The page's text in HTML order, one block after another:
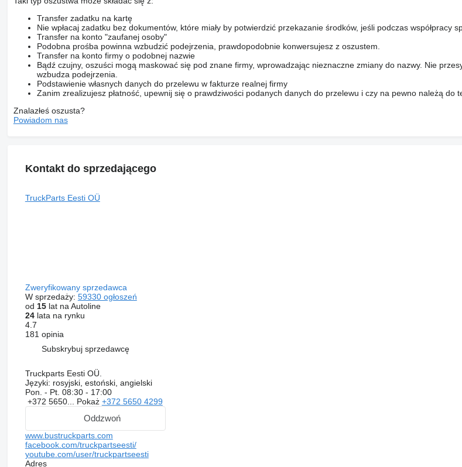
Transfer zadatku na kartę
Nie wpłacaj zadatku bez dokumentów, które miały by potwierdzić przekazanie środków, jeśli podczas współpracy
Transfer na konto "zaufanej osoby"
Podobna prośba powinna wzbudzić podejrzenia, prawdopodobnie konwersujesz z oszustem.
Transfer na konto firmy o podobnej nazwie
Bądź czujny, oszuści mogą maskować się pod znane firmy, wprowadzając nieznaczne zmiany do nazwy. Nie
wzbudza podejrzenia.
Podstawienie własnych danych do przelewu w fakturze realnej firmy
Zanim zrealizujesz płatność, upewnij się o prawdziwości podanych danych do przelewu i czy na pewno należą do
Znalazłeś oszusta?
Powiadom nas
Kontakt do sprzedającego
TruckParts Eesti OÜ
Zweryfikowany sprzedawca
W sprzedaży: 59330 ogłoszeń
od 15lat na Autoline
24lata na rynku
4.7
181 opinia
Subskrybuj sprzedawcę
Truckparts Eesti OÜ.
Języki: rosyjski, estoński, angielski
Pon. - Pt. 08:30 - 17:00
+372 5650... Pokaż +372 5650 4299
Oddzwoń
www.bustruckparts.com
facebook.com/truckpartseesti/
youtube.com/user/truckpartseesti
Adres